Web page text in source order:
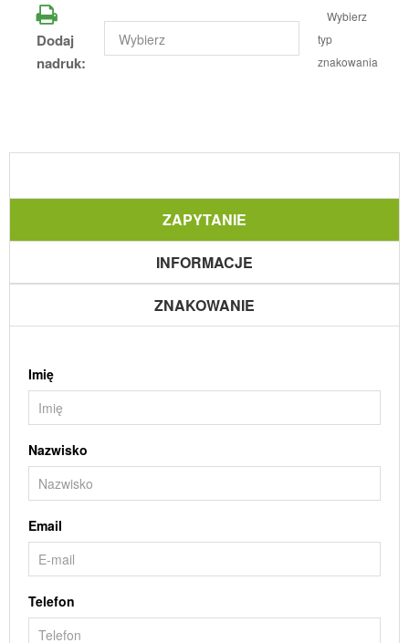
Dodaj
nadruk:
Wybierz
typ
znakowania
ZAPYTANIE
INFORMACJE
ZNAKOWANIE
Imię
Nazwisko
Email
Telefon